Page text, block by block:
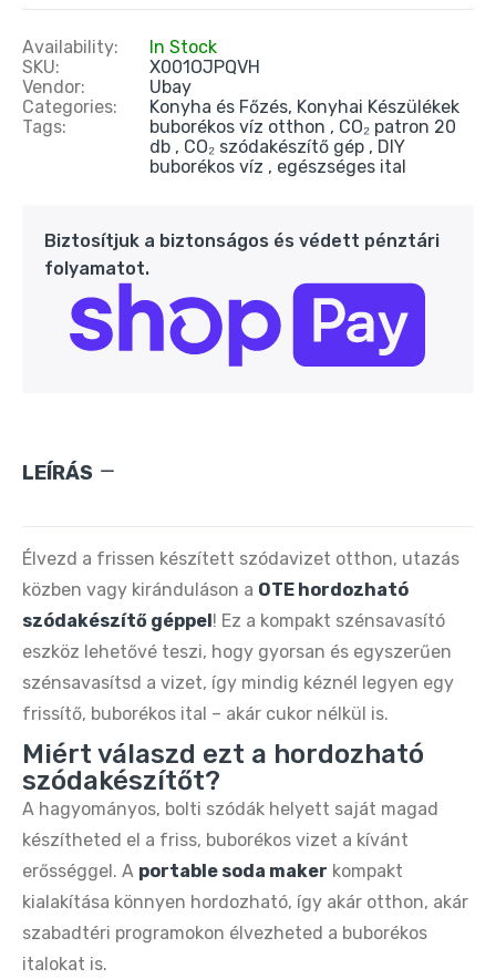
CO₂ patron – Piros
9.890 Ft 20.090 Ft
Oté Hordozható Szódagép 450 ml + 20 db
CO₂ patron – Kék
Oté Hordozható Szódagép Otthonra 450 ml
+ 20 db CO₂ patron – Fekete
9.890 Ft 20.990 Ft
9.890 Ft 20.990 Ft
Oté Hordozható Szódagép 450 ml + 20 db
CO₂ patron – Rózsaszín
9.890 Ft 20.090 Ft
OTE hordozható szódakészítő gép – CO₂
patronnal 20 db frissítő szódához
9.890 Ft 20.090 Ft
Buydeem DT620E 2‑Szeletes Kenyérpirító –
Ezüst, Állítható Fokozat
16.990 Ft 32.990 Ft
Availability:
In Stock
SKU:
X001OJPQVH
Vendor:
Ubay
Categories:
Konyha és Főzés, Konyhai Készülékek
Tags:
buborékos víz otthon
CO₂ patron 20
db
CO₂ szódakészítő gép
DIY
buborékos víz
egészséges ital
Biztosítjuk a biztonságos és védett pénztári
folyamatot.
LEÍRÁS
Élvezd a frissen készített szódavizet otthon, utazás
közben vagy kiránduláson a OTE hordozható
szódakészítő géppel ! Ez a kompakt szénsavasító
eszköz lehetővé teszi, hogy gyorsan és egyszerűen
szénsavasítsd a vizet, így mindig kéznél legyen egy
frissítő, buborékos ital – akár cukor nélkül is.
Miért válaszd ezt a hordozható
szódakészítőt?
A hagyományos, bolti szódák helyett saját magad
készítheted el a friss, buborékos vizet a kívánt
erősséggel. A portable soda maker kompakt
kialakítása könnyen hordozható, így akár otthon, akár
szabadtéri programokon élvezheted a buborékos
italokat is.